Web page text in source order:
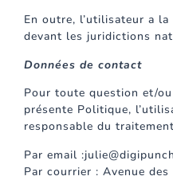
En outre, l’utilisateur a
devant les juridictions
Données de contact
Pour toute question et/
présente Politique,
responsable du
Par email
Par courrier : Avenue